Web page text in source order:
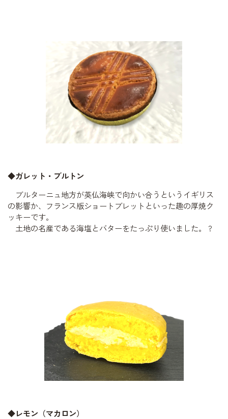
◆ガレット・ブルトン
ブルターニュ地方が英仏海峡で向かい合うというイギリス
の影響か、フランス版ショートブレットといった趣の厚焼ク
ッキーです。
土地の名産である海塩とバターをたっぷり使いました。
?
◆レモン（マカロン）